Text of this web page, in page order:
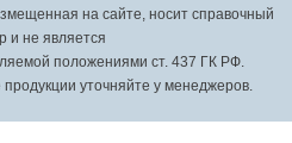
на сайте, носит справочный
и не является
положениями ст. 437 ГК РФ.
уточняйте у менеджеров.